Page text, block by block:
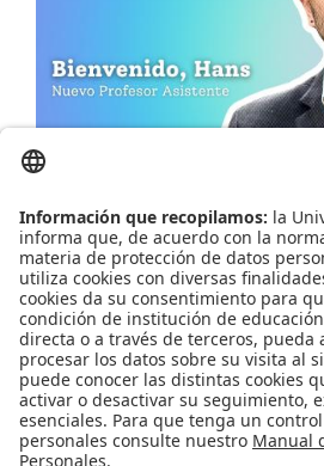
Hans Walter Cabra
profesor de la Facultad
Obtuvo sudoctorado en
Estudios de Políticacon una
Ver más